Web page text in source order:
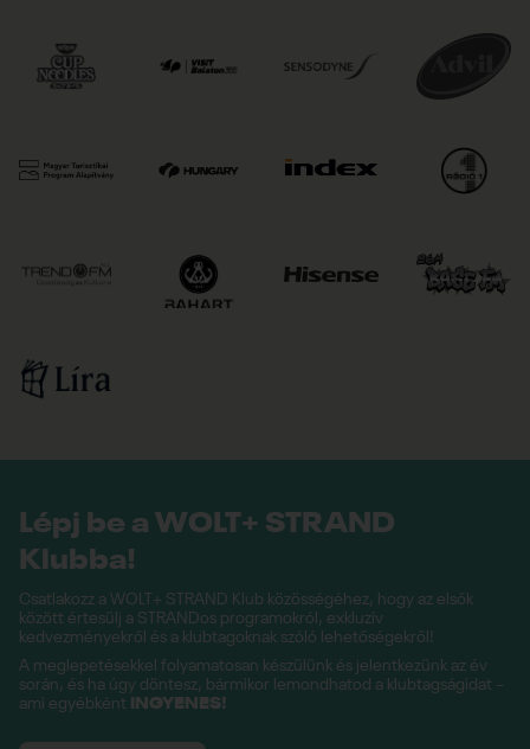
Lépj be a WOLT+ STRAND
Klubba!
Csatlakozz a WOLT+ STRAND Klub közösségéhez, hogy az elsők
között értesülj a STRANDos programokról, exkluzív
kedvezményekről és a klubtagoknak szóló lehetőségekről!
A meglepetésekkel folyamatosan készülünk és jelentkezünk az év
során, és ha úgy döntesz, bármikor lemondhatod a klubtagságidat –
ami egyébként
INGYENES!